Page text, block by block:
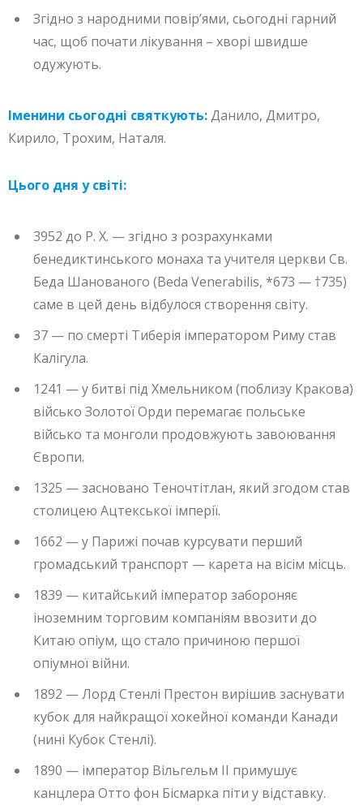
Згідно з народними повір’ями, сьогодні гарний
час, щоб почати лікування – хворі швидше
одужують.
Іменини сьогодні святкують:Данило, Дмитро,
Кирило, Трохим, Наталя.
Цього дня у світі:
3952 до Р. Х. — згідно з розрахунками
бенедиктинського монаха та учителя церкви Св.
Беда Шанованого (Beda Venerabilis, *673 — †735)
саме в цей день відбулося створення світу.
37 — по смерті Тиберія імператором Риму став
Калігула.
1241 — у битві під Хмельником (поблизу Кракова)
військо Золотої Орди перемагає польське
військо та монголи продовжують завоювання
Європи.
1325 — засновано Теночтітлан, який згодом став
столицею Ацтекської імперії.
1662 — у Парижі почав курсувати перший
громадський транспорт — карета на вісім місць.
1839 — китайський імператор забороняє
іноземним торговим компаніям ввозити до
Китаю опіум, що стало причиною першої
опіумної війни.
1892 — Лорд Стенлі Престон вирішив заснувати
кубок для найкращої хокейної команди Канади
(нині Кубок Стенлі).
1890 — імператор Вільгельм II примушує
канцлера Отто фон Бісмарка піти у відставку.